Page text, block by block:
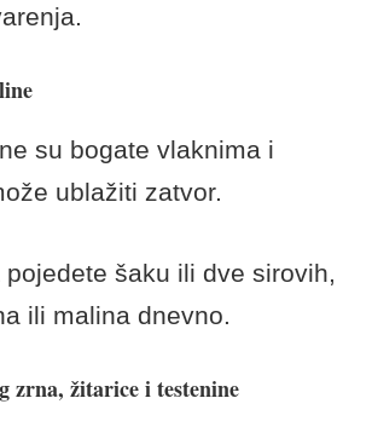
su bogate vlaknima i
ublažiti zatvor.
šaku ili dve sirovih,
ili malina dnevno.
zrna, žitarice i testenine